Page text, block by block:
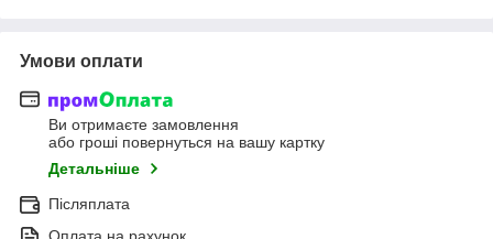
Умови оплати
Ви отримаєте замовлення
або гроші повернуться на вашу картку
Детальніше
Післяплата